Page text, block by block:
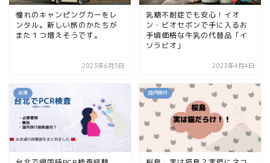
憧れのキャンピングカーをレ
ンタル。新しい旅のかたちが
また１つ増えそうです。
2023年6月5日
乳糖不耐症でも安心！イオ
ン・ビオセボンで手に入るお
手頃価格な牛乳の代替品「イ
ソラビオ」
2023年4月4日
台湾 国内旅行